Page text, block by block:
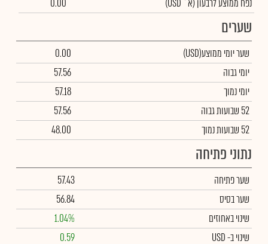
נפח ממוצע לרבעון (א` USD)
0.00
שערים
שער יומי ממוצע(USD)
0.00
יומי גבוה
57.56
יומי נמוך
57.18
52 שבועות גבוה
57.56
52 שבועות נמוך
48.00
נתוני פתיחה
שער פתיחה
57.43
שער בסיס
56.84
שינוי באחוזים
1.04%
שינויב- USD 0.59